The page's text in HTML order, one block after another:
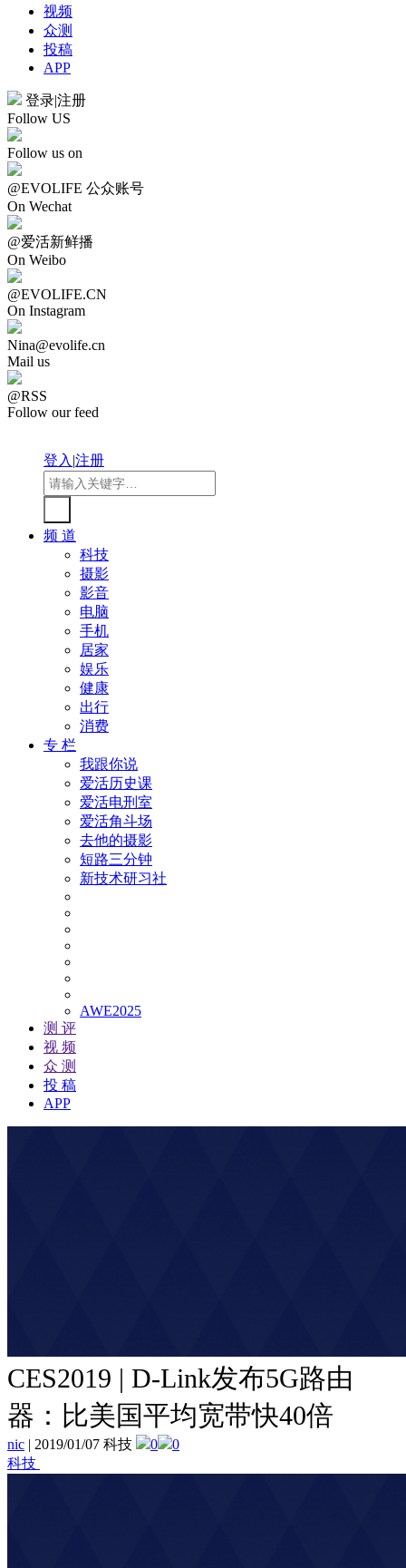
视频
众测
投稿
APP
登录|注册
Follow US
Follow us on
@EVOLIFE 公众账号
On Wechat
@爱活新鲜播
On Weibo
@EVOLIFE.CN
On Instagram
Nina@evolife.cn
Mail us
@RSS
Follow our feed
登入|注册
频 道
科技
摄影
影音
电脑
手机
居家
娱乐
健康
出行
消费
专 栏
我跟你说
爱活历史课
爱活电刑室
爱活角斗场
去他的摄影
短路三分钟
新技术研习社
AWE2025
测 评
视 频
众 测
投 稿
APP
CES2019 | D-Link发布5G路由
器：比美国平均宽带快40倍
nic | 2019/01/07 科技 0
0
科技